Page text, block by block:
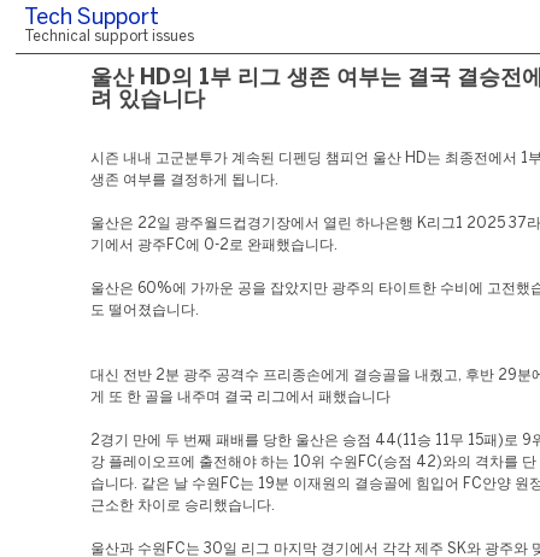
Tech Support
Technical support issues
울산 HD의 1부 리그 생존 여부는 결국 결승전
려 있습니다
시즌 내내 고군분투가 계속된 디펜딩 챔피언 울산 HD는 최종전에서 1
생존 여부를 결정하게 됩니다.
울산은 22일 광주월드컵경기장에서 열린 하나은행 K리그1 2025 37
기에서 광주FC에 0-2로 완패했습니다.
울산은 60%에 가까운 공을 잡았지만 광주의 타이트한 수비에 고전했
도 떨어졌습니다.
대신 전반 2분 광주 공격수 프리종손에게 결승골을 내줬고, 후반 29분
게 또 한 골을 내주며 결국 리그에서 패했습니다
2경기 만에 두 번째 패배를 당한 울산은 승점 44(11승 11무 15패)로 9
강 플레이오프에 출전해야 하는 10위 수원FC(승점 42)와의 격차를 단
습니다. 같은 날 수원FC는 19분 이재원의 결승골에 힘입어 FC안양 원
근소한 차이로 승리했습니다.
울산과 수원FC는 30일 리그 마지막 경기에서 각각 제주 SK와 광주와